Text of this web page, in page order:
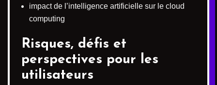
impact de l’intelligence artificielle sur le cloud
computing
Risques, défis et
perspectives pour les
utilisateurs